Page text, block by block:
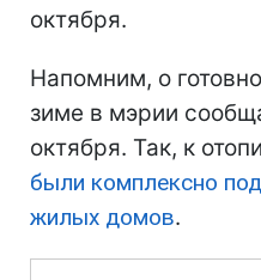
октября.
Напомним, о
зиме в мэрии
октября. Так, к
были комплексно
жилых домов.